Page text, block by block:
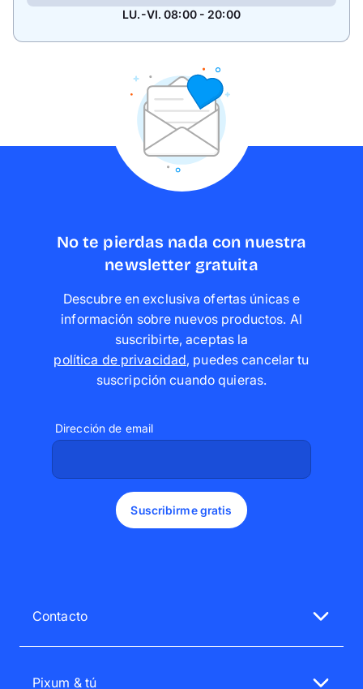
LU.-VI. 08:00 - 20:00
No te pierdas nada con nuestra
newsletter gratuita
Descubre en exclusiva ofertas únicas e
información sobre nuevos productos. Al
suscribirte, aceptas la
política de privacidad, puedes cancelar tu
suscripción cuando quieras.
Dirección de email
Suscribirme gratis
Contacto
Nuestro servicio de atención al cliente te atenderá
Lu.-Vi. 08:00 - 20:00
Pixum & tú